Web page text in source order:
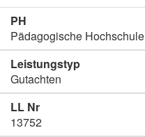
PH
Pädagogische
Leistungstyp
Gutachten
LL Nr
13752